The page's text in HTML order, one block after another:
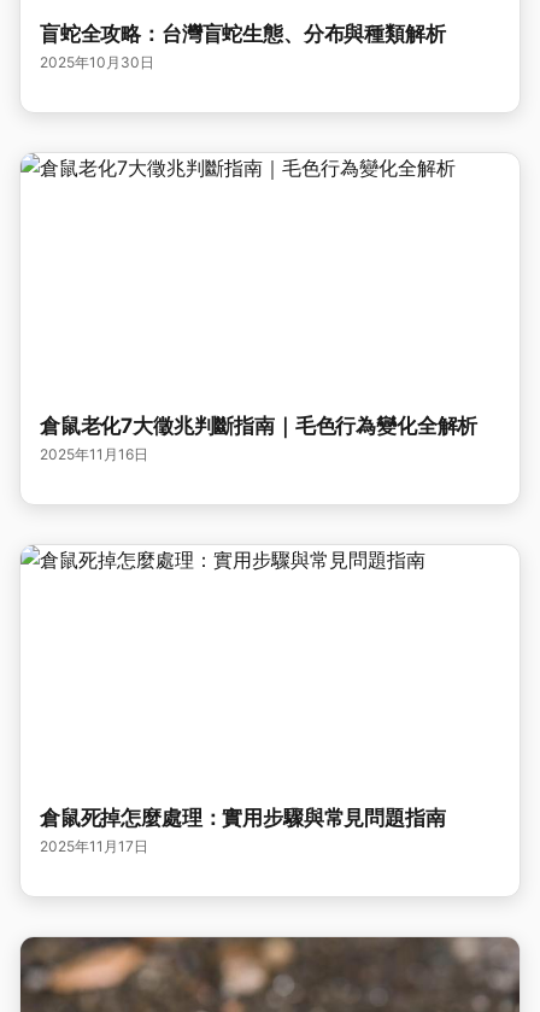
盲蛇全攻略：台灣盲蛇生態、分布與種類解析
2025年10月30日
倉鼠老化7大徵兆判斷指南｜毛色行為變化全解析
2025年11月16日
倉鼠死掉怎麼處理：實用步驟與常見問題指南
2025年11月17日